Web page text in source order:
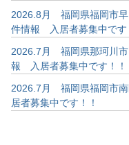
2026.8月 福岡県福岡市早
件情報 入居者募集中です
2026.7月 福岡県那珂川市
報 入居者募集中です！！
2026.7月 福岡県福岡市
居者募集中です！！